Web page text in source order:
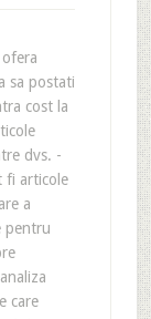
sa postati
cost la
dvs. -
fi articole
a
pentru
care